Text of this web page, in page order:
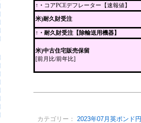
↑・ コアPCEデフレーター【速報値】
米)耐久財受注
↑ ・耐久財受注【除輸送用機器】
米)中古住宅販売保留
[前月比/前年比]
カテゴリー： 2023年07月英ポンド円